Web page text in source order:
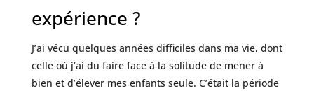
expérience ?
J’ai vécu quelques années difficiles dans ma vie, dont
celle où j’ai du faire face à la solitude de mener à
bien et d’élever mes enfants seule. C’était la période